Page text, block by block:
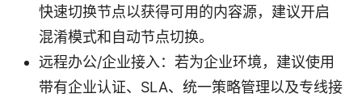
快速切换节点以获得可用的内容源，建议开启
混淆模式和自动节点切换。
远程办公/企业接入：若为企业环境，建议使用
带有企业认证、SLA、统一策略管理以及专线接